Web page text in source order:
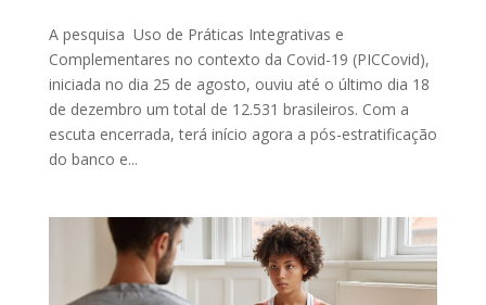
A pesquisa Uso de Práticas Integrativas e
Complementares no contexto da Covid-19 (PICCovid),
iniciada no dia 25 de agosto, ouviu até o último dia 18
de dezembro um total de 12.531 brasileiros. Com a
escuta encerrada, terá início agora a pós-estratificação
do banco e...